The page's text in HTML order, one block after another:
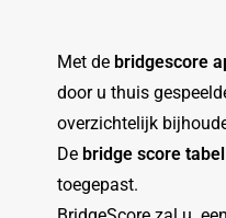
Met de bridgescore
door u thuis
overzichtelijk
De bridge score tabel
toegepast.